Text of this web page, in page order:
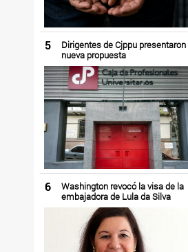
5
Dirigentes de Cjppu presentaron
nueva propuesta
6
Washington revocó la visa de la
embajadora de Lula da Silva